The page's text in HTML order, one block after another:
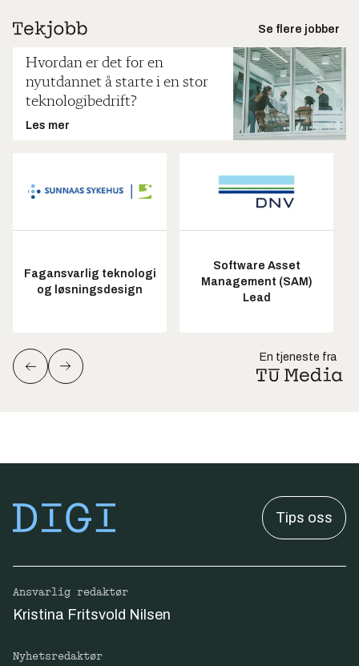
Se flere jobber
Hvordan er det for en
nyutdannet å starte i en stor
teknologibedrift?
Les mer
Fagansvarlig teknologi
og løsningsdesign
Software Asset
Management (SAM)
Lead
En tjeneste fra
Tips oss
Ansvarlig redaktør
Kristina Fritsvold Nilsen
Nyhetsredaktør